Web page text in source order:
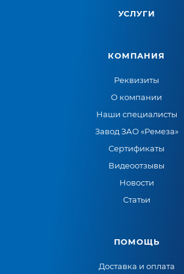
УСЛУГИ
КОМПАНИЯ
Реквизиты
О компании
Наши специалисты
Завод ЗАО «Ремеза»
Сертификаты
Видеоотзывы
Новости
Статьи
ПОМОЩЬ
Доставка и оплата